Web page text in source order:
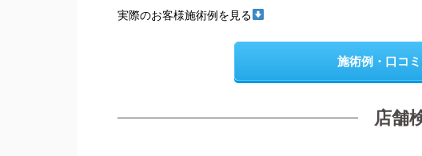
実際のお客様施術例を見る
施術例・口コ
店舗